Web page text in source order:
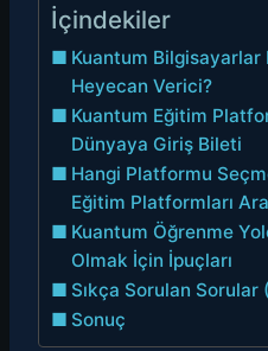
İçindekiler
Kuantum Bilgisayarlar
Heyecan Verici?
Kuantum Eğitim
Dünyaya Giriş Bileti
Hangi Platformu
Eğitim Platformları
Kuantum Öğrenme
Olmak İçin İpuçları
Sıkça Sorulan Sorular
Sonuç